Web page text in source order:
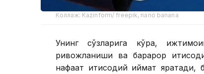
Коллаж: Kazinform/ freepik, nano banana
Унинг сўзларига кўра,
ривожланиши ва барқарор
нафақат иқтисодий қиймат